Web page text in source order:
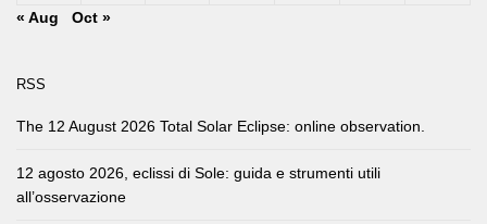
« Aug
Oct »
RSS
The 12 August 2026 Total Solar Eclipse: online observation.
12 agosto 2026, eclissi di Sole: guida e strumenti utili
all’osservazione